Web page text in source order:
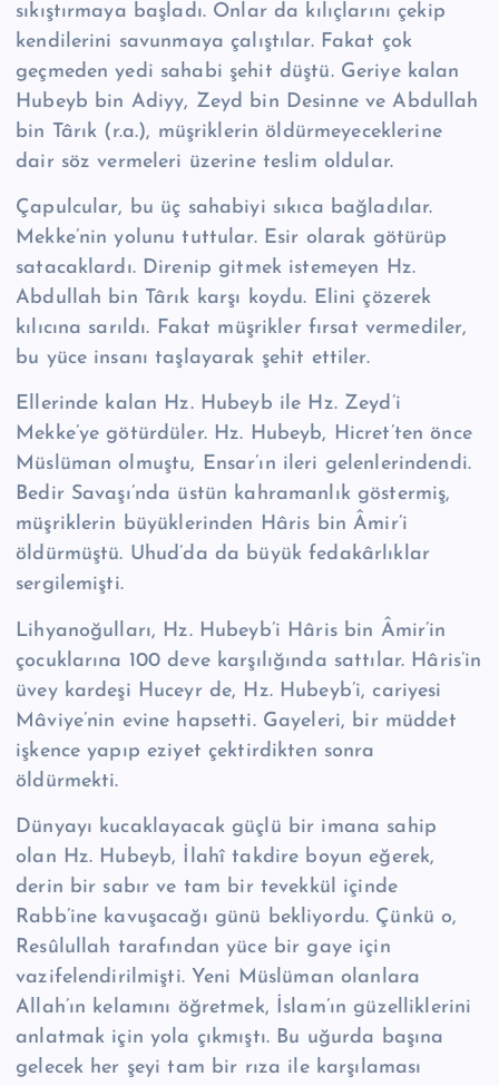
sıkıştırmaya başladı. Onlar da kılıçlarını çekip
kendilerini savunmaya çalıştılar. Fakat çok
geçmeden yedi sahabi şehit düştü. Geriye kalan
Hubeyb bin Adiyy, Zeyd bin Desinne ve Abdullah
bin Târık (r.a.), müşriklerin öldürmeyeceklerine
dair söz vermeleri üzerine teslim oldular.
Çapulcular, bu üç sahabiyi sıkıca bağladılar.
Mekke’nin yolunu tuttular. Esir olarak götürüp
satacaklardı. Direnip gitmek istemeyen Hz.
Abdullah bin Târık karşı koydu. Elini çözerek
kılıcına sarıldı. Fakat müşrikler fırsat vermediler,
bu yüce insanı taşlayarak şehit ettiler.
Ellerinde kalan Hz. Hubeyb ile Hz. Zeyd’i
Mekke’ye götürdüler. Hz. Hubeyb, Hicret’ten önce
Müslüman olmuştu, Ensar’ın ileri gelenlerindendi.
Bedir Savaşı’nda üstün kah­ramanlık göstermiş,
müşriklerin büyüklerinden Hâris bin Âmir’i
öldürmüştü. Uhud’da da büyük fedakârlıklar
sergilemişti.
Lihyanoğulları, Hz. Hubeyb’i Hâris bin Âmir’in
çocuklarına 100 deve karşılı­ğında sattılar. Hâris’in
üvey kardeşi Huceyr de, Hz. Hubeyb’i, cariyesi
Mâviye’nin evine hapsetti. Gayeleri, bir müddet
işkence yapıp eziyet çektirdikten sonra
öldürmekti.
Dünyayı kucaklayacak güçlü bir imana sahip
olan Hz. Hubeyb, İlahî takdire boyun eğerek,
derin bir sabır ve tam bir tevekkül içinde
Rabb’ine kavuşacağı gü­nü bekliyordu. Çünkü o,
Re­sû­lul­lah tarafından yüce bir gaye için
vazifelendirilmişti. Yeni Müslüman olanlara
Allah’ın kelamını öğretmek, İslam’ın güzellikle­rini
anlatmak için yola çıkmıştı. Bu uğurda başına
gelecek her şeyi tam bir rıza ile karşılaması